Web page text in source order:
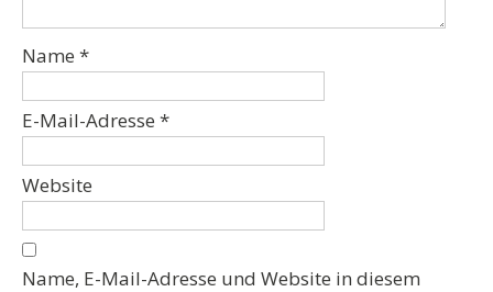
Name *
E-Mail-Adresse *
Website
Name, E-Mail-Adresse und Website in diesem